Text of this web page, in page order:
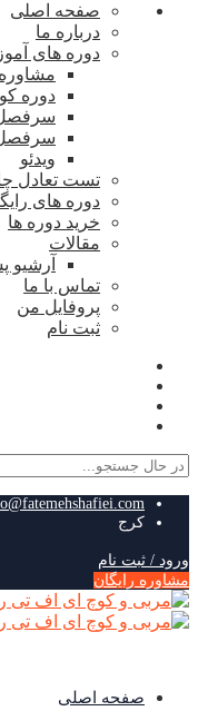
صفحه اصلی
درباره ما
دوره های
دوره
سرفصل
ویدئو
تست تعادل
دوره های
خرید دوره ها
مقالات
آرشیو
تماس با ما
پروفایل من
ثبت نام
جستجو
کرج
ورود / ثبت نام
مشاوره رایگان
صفحه اصلی